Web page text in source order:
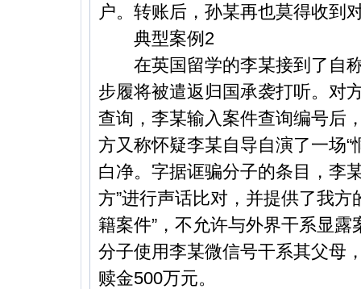
户。转账后，孙某再也莫得收到
典型案例2
在英国留学的李某接到了自称
步履将被遣返归国承袭打听。对
查询，李某输入案件查询编号后
方又称怀疑李某自导自演了一场
白净。字据诓骗分子的条目，李
方”进行声话比对，并提供了我
籍案件”，不允许与外界干系显
分子使用李某微信号干系其父母
赎金500万元。